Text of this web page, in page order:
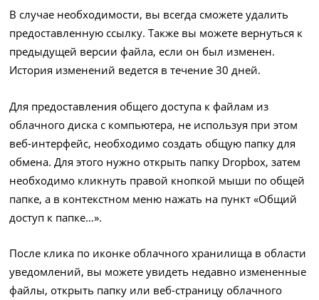
В случае необходимости, вы всегда сможете удалить
предоставленную ссылку. Также вы можете вернуться к
предыдущей версии файла, если он был изменен.
История изменений ведется в течение 30 дней.
Для предоставления общего доступа к файлам из
облачного диска с компьютера, не используя при этом
веб-интерфейс, необходимо создать общую папку для
обмена. Для этого нужно открыть папку Dropbox, затем
необходимо кликнуть правой кнопкой мыши по общей
папке, а в контекстном меню нажать на пункт «Общий
доступ к папке…».
После клика по иконке облачного хранилища в области
уведомлений, вы можете увидеть недавно измененные
файлы, открыть папку или веб-страницу облачного